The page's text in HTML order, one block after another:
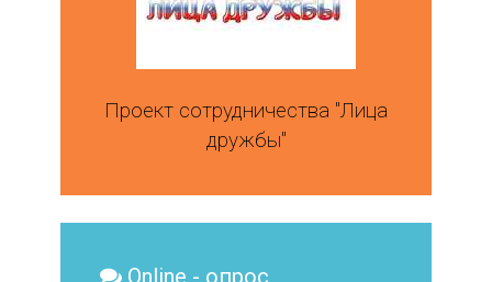
Проект сотрудничества "Лица
дружбы"
Online - опрос